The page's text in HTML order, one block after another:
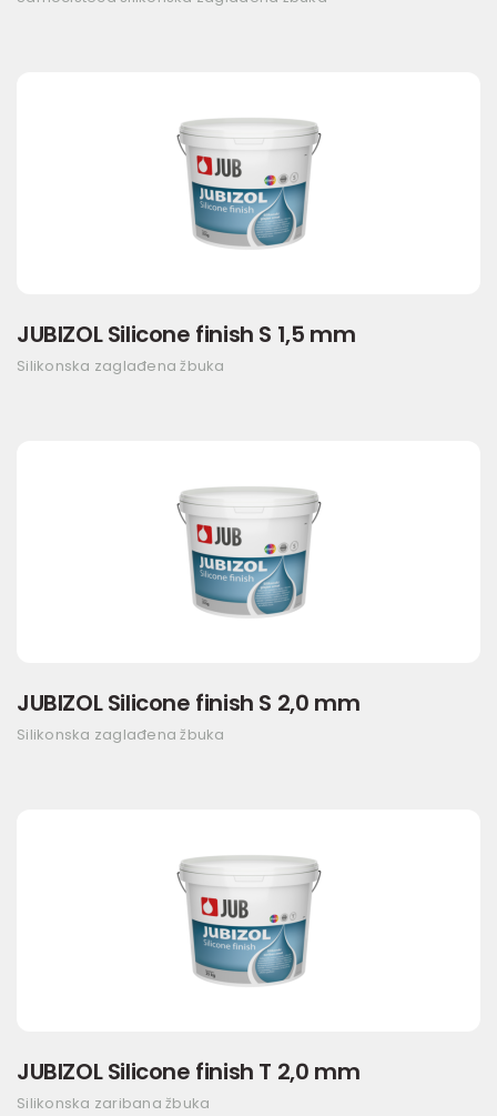
JUBIZOL Silicone finish S 1,5 mm
Silikonska zaglađena žbuka
JUBIZOL Silicone finish S 2,0 mm
Silikonska zaglađena žbuka
JUBIZOL Silicone finish T 2,0 mm
Silikonska zaribana žbuka